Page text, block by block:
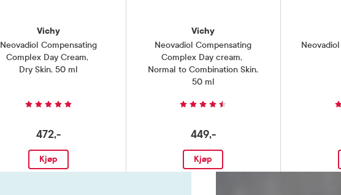
Vichy
Neovadiol Compensating
Complex Day Cream,
Dry Skin, 50 ml
472,-
Kjøp
Vichy
Neovadiol Compensating
Complex Day cream,
Normal to Combination Skin,
50 ml
449,-
Kjøp